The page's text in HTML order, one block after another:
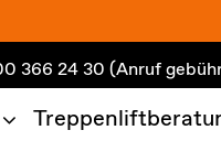
366 24 30 (Anruf